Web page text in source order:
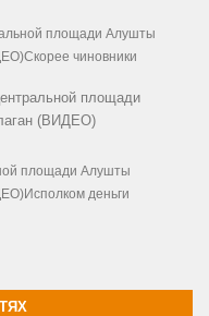
площади Алушты
чиновники
площади
(ВИДЕО)
площади Алушты
деньги